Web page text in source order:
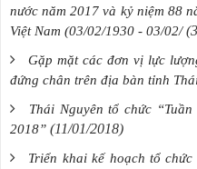
nước năm 2017 và kỷ niệm 88
Việt Nam (03/02/1930 - 03/02/
Gặp mặt các đơn vị lực
đứng chân trên địa bàn tỉnh
Thái Nguyên tổ chức
2018” (11/01/2018)
Triển khai kế hoạch tổ